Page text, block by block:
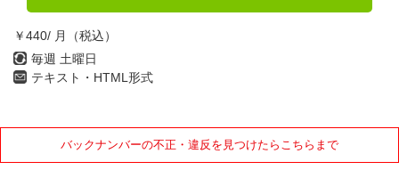
￥440/ 月（税込）
毎週 土曜日
テキスト・HTML形式
バックナンバーの不正・違反を見つけたらこちらまで